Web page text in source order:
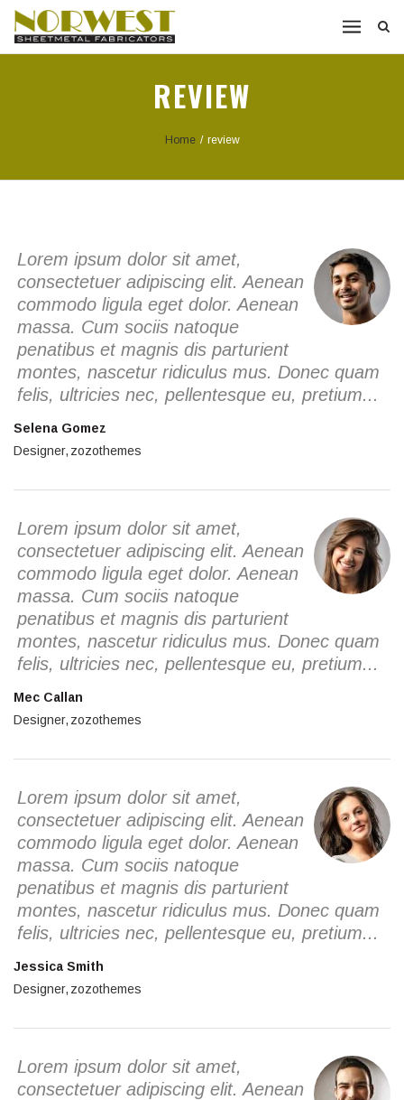
REVIEW
Home / review
Lorem ipsum dolor sit amet,
consectetuer adipiscing elit. Aenean
commodo ligula eget dolor. Aenean
massa. Cum sociis natoque
penatibus et magnis dis parturient
montes, nascetur ridiculus mus. Donec quam
felis, ultricies nec, pellentesque eu, pretium...
Selena Gomez
Designer zozothemes
Lorem ipsum dolor sit amet,
consectetuer adipiscing elit. Aenean
commodo ligula eget dolor. Aenean
massa. Cum sociis natoque
penatibus et magnis dis parturient
montes, nascetur ridiculus mus. Donec quam
felis, ultricies nec, pellentesque eu, pretium...
Mec Callan
Designer zozothemes
Lorem ipsum dolor sit amet,
consectetuer adipiscing elit. Aenean
commodo ligula eget dolor. Aenean
massa. Cum sociis natoque
penatibus et magnis dis parturient
montes, nascetur ridiculus mus. Donec quam
felis, ultricies nec, pellentesque eu, pretium...
Jessica Smith
Designer zozothemes
Lorem ipsum dolor sit amet,
consectetuer adipiscing elit. Aenean